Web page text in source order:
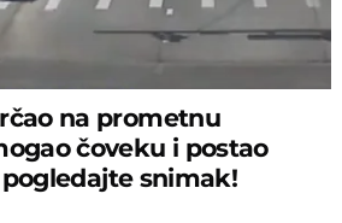
na prometnu
čoveku i postao
pogledajte snimak!